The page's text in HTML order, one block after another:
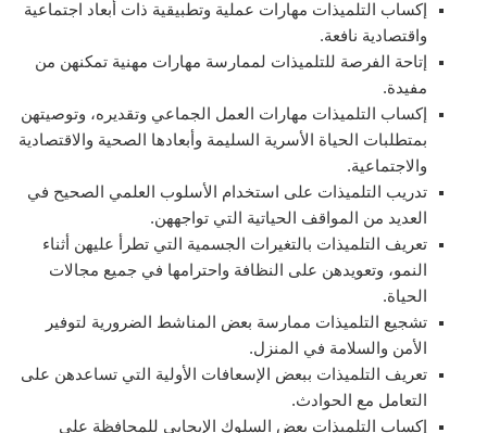
إكساب التلميذات مهارات عملية وتطبيقية ذات أبعاد اجتماعية
واقتصادية نافعة.
إتاحة الفرصة للتلميذات لممارسة مهارات مهنية تمكنهن من
مفيدة.
إكساب التلميذات مهارات العمل الجماعي وتقديره، وتوصيتهن
بمتطلبات الحياة الأسرية السليمة وأبعادها الصحية والاقتصادية
والاجتماعية.
تدريب التلميذات على استخدام الأسلوب العلمي الصحيح في
العديد من المواقف الحياتية التي تواجههن.
تعريف التلميذات بالتغيرات الجسمية التي تطرأ عليهن أثناء
النمو، وتعويدهن على النظافة واحترامها في جميع مجالات
الحياة.
تشجيع التلميذات ممارسة بعض المناشط الضرورية لتوفير
الأمن والسلامة في المنزل.
تعريف التلميذات ببعض الإسعافات الأولية التي تساعدهن على
التعامل مع الحوادث.
إكساب التلميذات بعض السلوك الإيجابي للمحافظة على